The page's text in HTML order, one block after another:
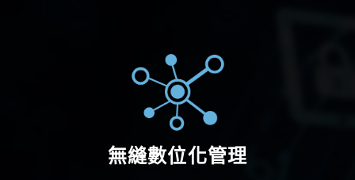
無縫數位化管理